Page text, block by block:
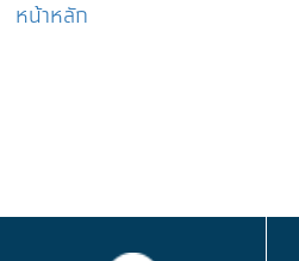
หน้าหลัก